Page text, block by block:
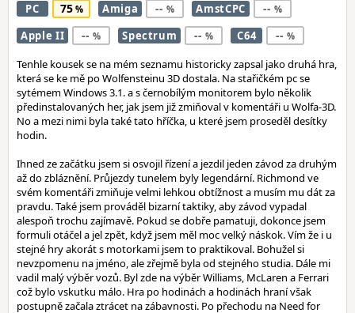
PC
75 Amiga -- AmstCPC --
Apple II -- Spectrum -- C64 --
Tenhle kousek se na mém seznamu historicky zapsal jako druhá hra,
která se ke mě po Wolfensteinu 3D dostala. Na stařičkém pc se
sytémem Windows 3.1. a s černobílým monitorem bylo několik
předinstalovaných her, jak jsem již zmiňoval v komentáři u Wolfa-3D.
No a mezi nimi byla také tato hříčka, u které jsem proseděl desítky
hodin.
Ihned ze začátku jsem si osvojil řízení a jezdil jeden závod za druhým
až do zbláznění. Průjezdy tunelem byly legendární. Richmond ve
svém komentáři zmiňuje velmi lehkou obtížnost a musím mu dát za
pravdu. Také jsem prováděl bizarní taktiky, aby závod vypadal
alespoň trochu zajímavě. Pokud se dobře pamatuji, dokonce jsem
formuli otáčel a jel zpět, když jsem měl moc velký náskok. Vím že i u
stejné hry akorát s motorkami jsem to praktikoval. Bohužel si
nevzpomenu na jméno, ale zřejmě byla od stejného studia. Dále mi
vadil malý výběr vozů. Byl zde na výběr Williams, McLaren a Ferrari
což bylo vskutku málo. Hra po hodinách a hodinách hraní však
postupně začala ztrácet na zábavnosti. Po přechodu na Need for